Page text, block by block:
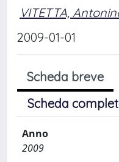
VITETTA,
2009-01-01
Scheda breve
Scheda
Anno
2009